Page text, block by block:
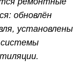
обновлён
установлены
системы